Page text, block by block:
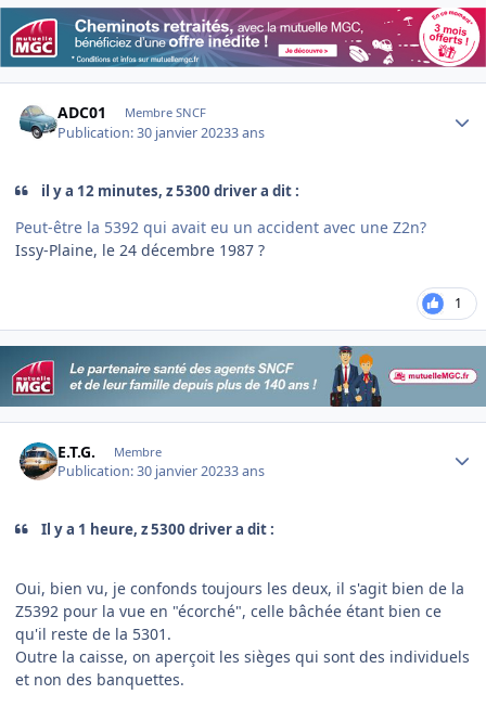
ADC01 Membre SNCF
Publication:30 janvier 20233 ans
il y a 12 minutes, z 5300 driver a dit :
Peut-être la 5392 qui avait eu un accident avec une Z2n?
Issy-Plaine, le 24 décembre 1987 ?
1
E.T.G. Membre
Publication:30 janvier 20233 ans
Il y a 1 heure, z 5300 driver a dit :
Oui, bien vu, je confonds toujours les deux, il s'agit bien de la
Z5392 pour la vue en "écorché", celle bâchée étant bien ce
qu'il reste de la 5301.
Outre la caisse, on aperçoit les sièges qui sont des individuels
et non des banquettes.